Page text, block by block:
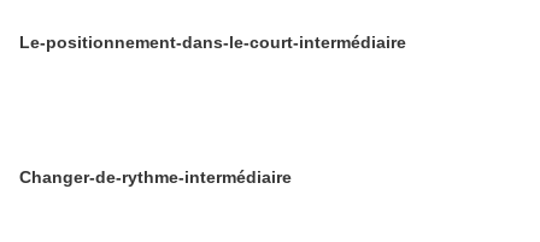
Le-positionnement-dans-le-court-intermédiaire
Changer-de-rythme-intermédiaire